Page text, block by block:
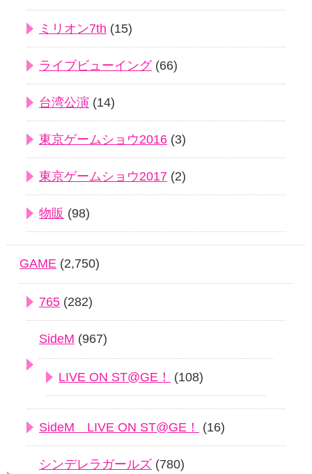
ミリオン7th (15)
ライブビューイング(66)
台湾公演 (14)
東京ゲームショウ2016 (3)
東京ゲームショウ2017 (2)
物販 (98)
GAME (2,750)
765 (282)
SideM (967)
LIVE ON ST@GE！ (108)
SideM LIVE ON ST@GE！ (16)
シンデレラガールズ (780)